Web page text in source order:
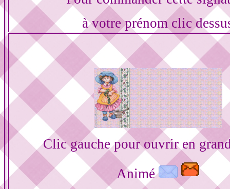
à votre prénom clic
Clic gauche pour ouvrir en
Animé